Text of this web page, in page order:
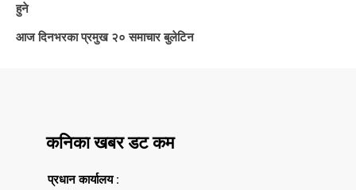
हुने
आज दिनभरका प्रमुख २० समाचार बुलेटिन
कनिका खबर डट कम
प्रधान कार्यालय :